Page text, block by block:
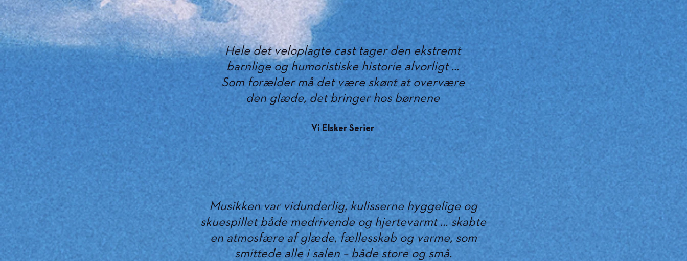
Hele det veloplagte cast tager den ekstremt
barnlige og humoristiske historie alvorligt ...
Som forælder må det være skønt at overvære
den glæde, det bringer hos børnene
Vi Elsker Serier
Musikken var vidunderlig, kulisserne hyggelige og
skuespillet både medrivende og hjertevarmt … skabte
en atmosfære af glæde, fællesskab og varme, som
smittede alle i salen – både store og små.